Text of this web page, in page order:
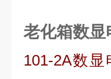
老化箱数显
101-2A数